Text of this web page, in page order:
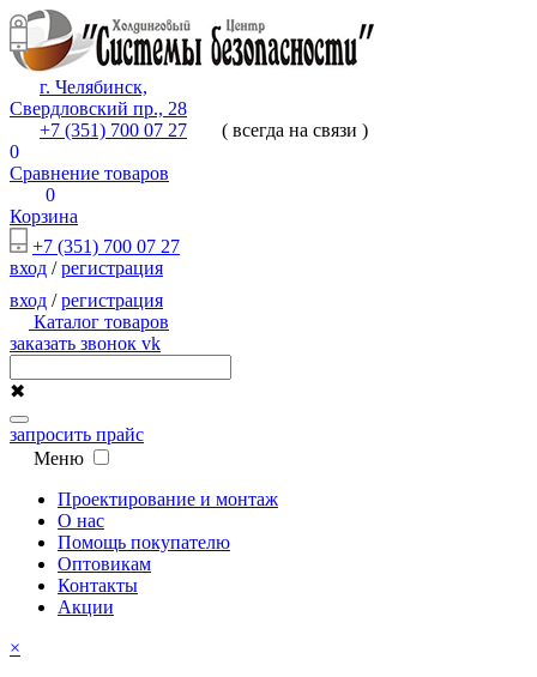
г. Челябинск,
Свердловский пр., 28
+7 (351) 700 07 27
( всегда на связи )
0
Сравнение товаров
0
Корзина
+7 (351) 700 07 27
вход /регистрация
вход /регистрация
Каталог товаров
заказать звонок vk
✖
запросить прайс
Меню
Проектирование и монтаж
О нас
Помощь покупателю
Оптовикам
Контакты
Акции
×